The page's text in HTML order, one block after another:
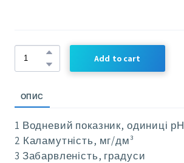
Add to cart
ОПИС
1 Водневий показник, одиниці рН
2 Каламутність, мг/дм³
3 Забарвленість, градуси